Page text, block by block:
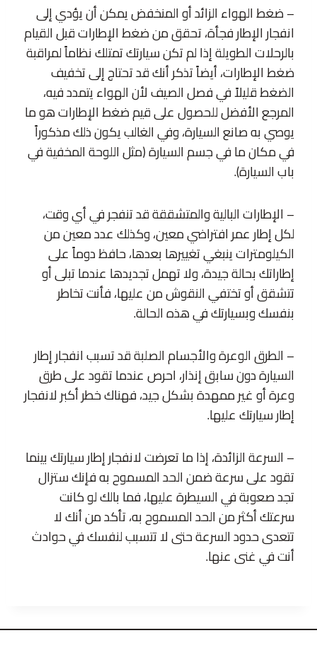
– ضغط الهواء الزائد أو المنخفض يمكن أن يؤدي إلى
انفجار الإطار فجأة، تحقق من ضغط الإطارات قبل القيام
بالرحلات الطويلة إذا لم تكن سيارتك تمتلك نظاماً لمراقبة
ضغط الإطارات، أيضاً تذكر أنك قد تحتاج إلى تخفيف
الضغط قليلاً في فصل الصيف لأن الهواء يتمدد فيه،
المرجع الأفضل للحصول على قيم ضغط الإطارات هو ما
يوصي به صانع السيارة، وفي الغالب يكون ذلك مذكوراً
في مكان ما في جسم السيارة (مثل اللوحة المخفية في
باب السيارة).
– الإطارات البالية والمتشققة قد تنفجر في أي وقت،
لكل إطار عمر افتراضي معين، وكذلك عدد معين من
الكيلومترات ينبغي تغييرها بعدها، حافظ دوماً على
إطاراتك بحالة جيدة، ولا تهمل تجديدها عندما تبلى أو
تتشقق أو تختفي النقوش من عليها، فأنت تخاطر
بنفسك وبسيارتك في هذه الحالة.
– الطرق الوعرة والأجسام الصلبة قد تسبب انفجار إطار
السيارة دون سابق إنذار، احرص عندما تقود على طرق
وعرة أو غير ممهدة بشكل جيد، فهناك خطر أكبر لانفجار
إطار سيارتك عليها.
– السرعة الزائدة، إذا ما تعرضت لانفجار إطار سيارتك بينما
تقود على سرعة ضمن الحد المسموح به فإنك ستزال
تجد صعوبة في السيطرة عليها، فما بالك لو كانت
سرعتك أكثر من الحد المسموح به، تأكد من أنك لا
تتعدى حدود السرعة حتى لا تتسبب لنفسك في حوادث
أنت في غنى عنها.